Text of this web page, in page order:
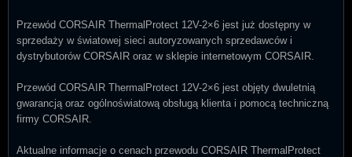
Przewód CORSAIR ThermalProtect 12V-2×6 jest już dostępny w
sprzedaży w światowej sieci autoryzowanych sprzedawców i
dystrybutorów CORSAIR oraz w sklepie internetowym CORSAIR.
Przewód CORSAIR ThermalProtect 12V-2×6 jest objęty dwuletnią
gwarancją oraz ogólnoświatową obsługą klienta i pomocą techniczną
firmy CORSAIR.
Aktualne informacje o cenach przewodu CORSAIR ThermalProtect